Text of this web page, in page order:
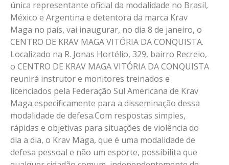
única representante oficial da modalidade no Brasil,
México e Argentina e detentora da marca Krav
Maga no país, vai inaugurar, no dia 8 de janeiro, o
CENTRO DE KRAV MAGA VITÓRIA DA CONQUISTA.
Localizado na R. Jonas Hortélio, 329, bairro Recreio,
o CENTRO DE KRAV MAGA VITÓRIA DA CONQUISTA
reunirá instrutor e monitores treinados e
licenciados pela Federação Sul Americana de Krav
Maga especificamente para a disseminação dessa
modalidade de defesa.Com respostas simples,
rápidas e objetivas para situações de violência do
dia a dia, o Krav Maga, que é uma modalidade de
defesa pessoal e não um esporte, possibilita que